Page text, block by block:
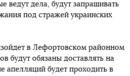
ведут дела, будут запрашивать
под стражей украинских
в Лефортовском районном
будут обязаны доставлять на
апелляций будет проходить в